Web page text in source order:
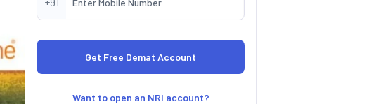
Want to open an NRI account?